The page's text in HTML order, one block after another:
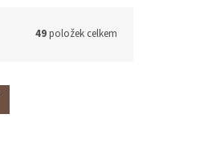
49položek celkem